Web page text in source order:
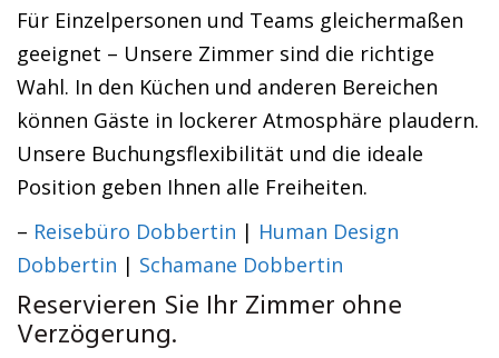
Für Einzelpersonen und Teams gleichermaßen
geeignet – Unsere Zimmer sind die richtige
Wahl. In den Küchen und anderen Bereichen
können Gäste in lockerer Atmosphäre plaudern.
Unsere Buchungsflexibilität und die ideale
Position geben Ihnen alle Freiheiten.
– Reisebüro Dobbertin | Human Design
Dobbertin | Schamane Dobbertin
Reservieren Sie Ihr Zimmer ohne
Verzögerung.